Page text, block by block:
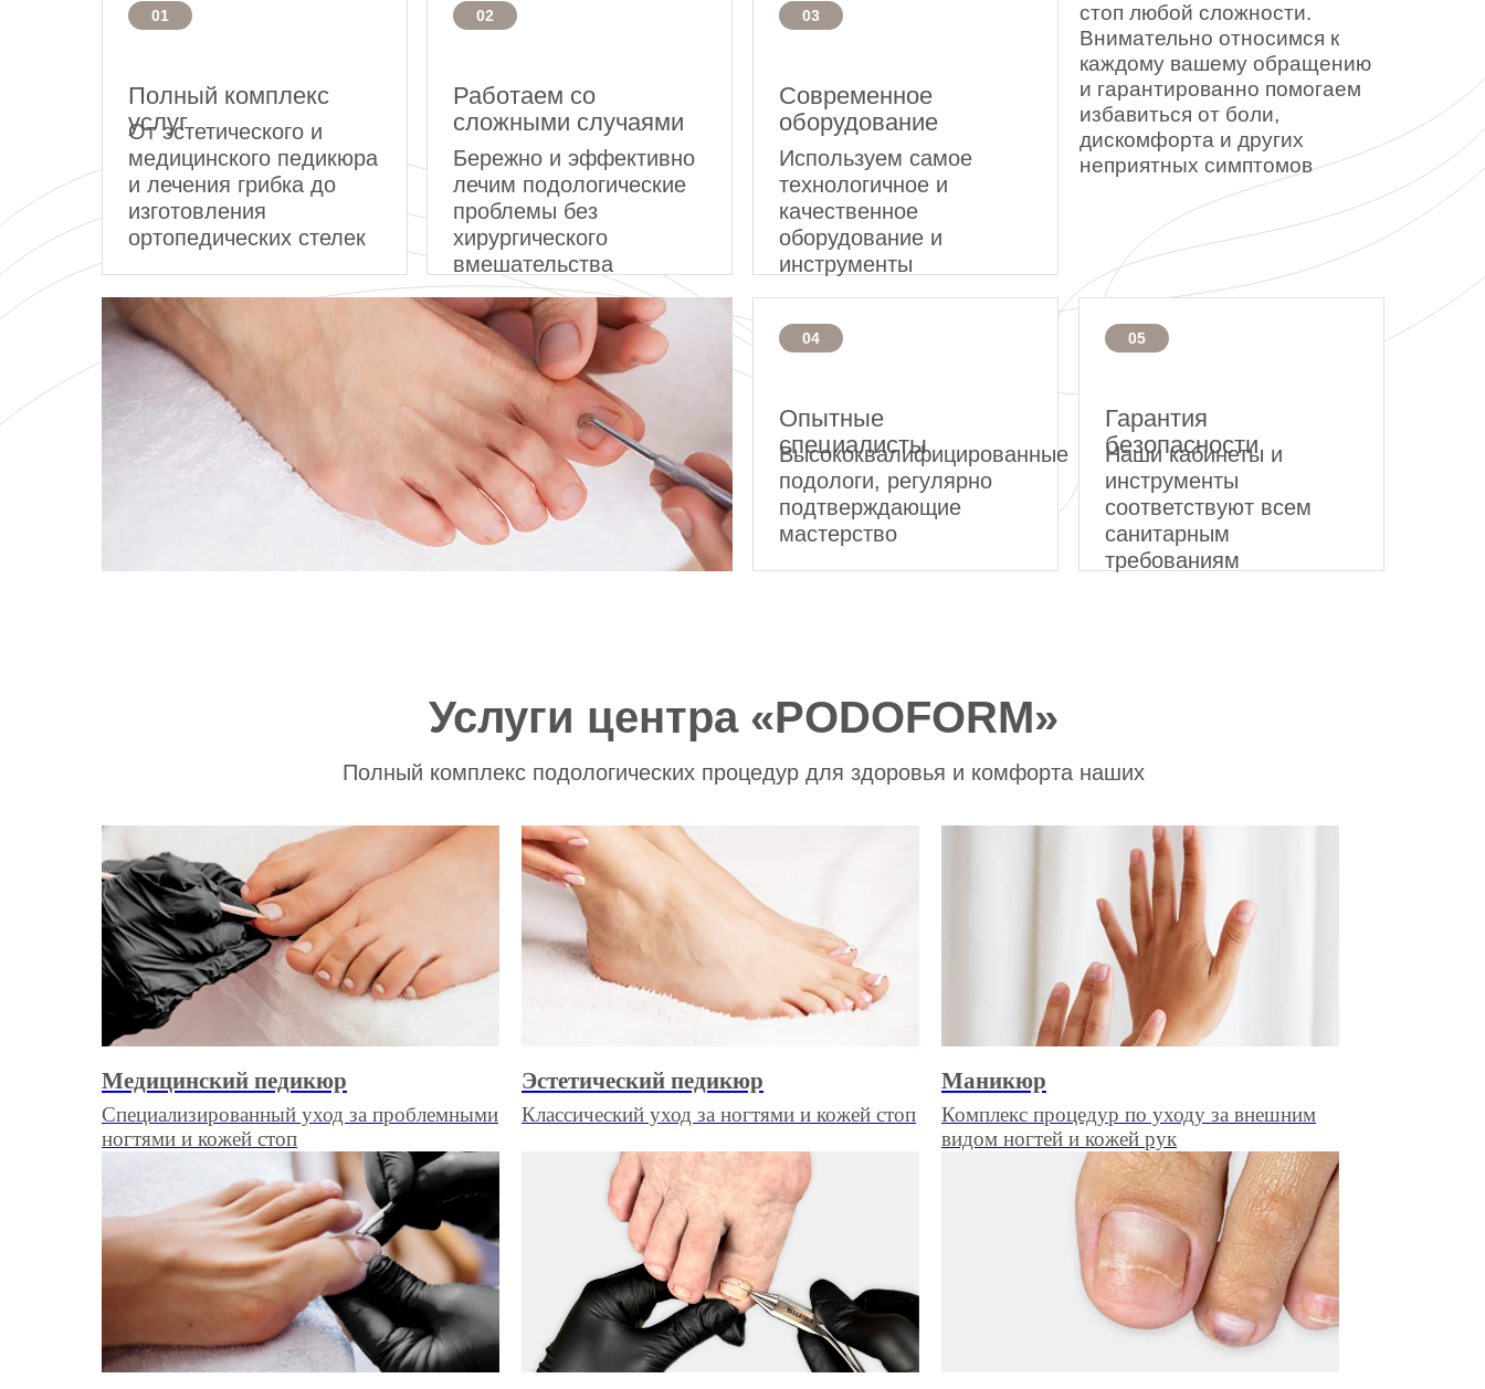
Полный комплекс
услуг
От эстетического и
медицинского педикюра
и лечения грибка до
изготовления
ортопедических стелек
01
стоп любой сложности.
Внимательно относимся к
каждому вашему обращению
и гарантированно помогаем
избавиться от боли,
дискомфорта и других
неприятных симптомов
Работаем со
сложными случаями
Бережно и эффективно
лечим подологические
проблемы без
хирургического
вмешательства
02
Современное
оборудование
Используем самое
технологичное и
качественное
оборудование и
инструменты
03
Опытные
специалисты
Высококвалифицированные
подологи, регулярно
подтверждающие
мастерство
04
Гарантия
безопасности
Наши кабинеты и
инструменты
соответствуют всем
санитарным
требованиям
05
Услуги центра «PODOFORM»
Полный комплекс подологических процедур для здоровья и комфорта наших
Медицинский педикюр
Специализированный уход за проблемными
ногтями и кожей стоп
Эстетический педикюр
Классический уход за ногтями и кожей стоп
Маникюр
Комплекс процедур по уходу за внешним
видом ногтей и кожей рук